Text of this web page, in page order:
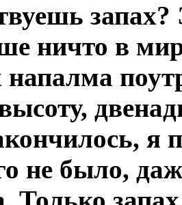
ничто в
напалма
я
не было,